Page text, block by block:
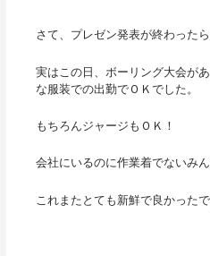
さて、プレゼン発表が終わった
実はこの日、ボーリング大会が
な服装での出勤でＯＫでした。
もちろんジャージもＯＫ！
会社にいるのに作業着でないみ
これまたとても新鮮で良かったで